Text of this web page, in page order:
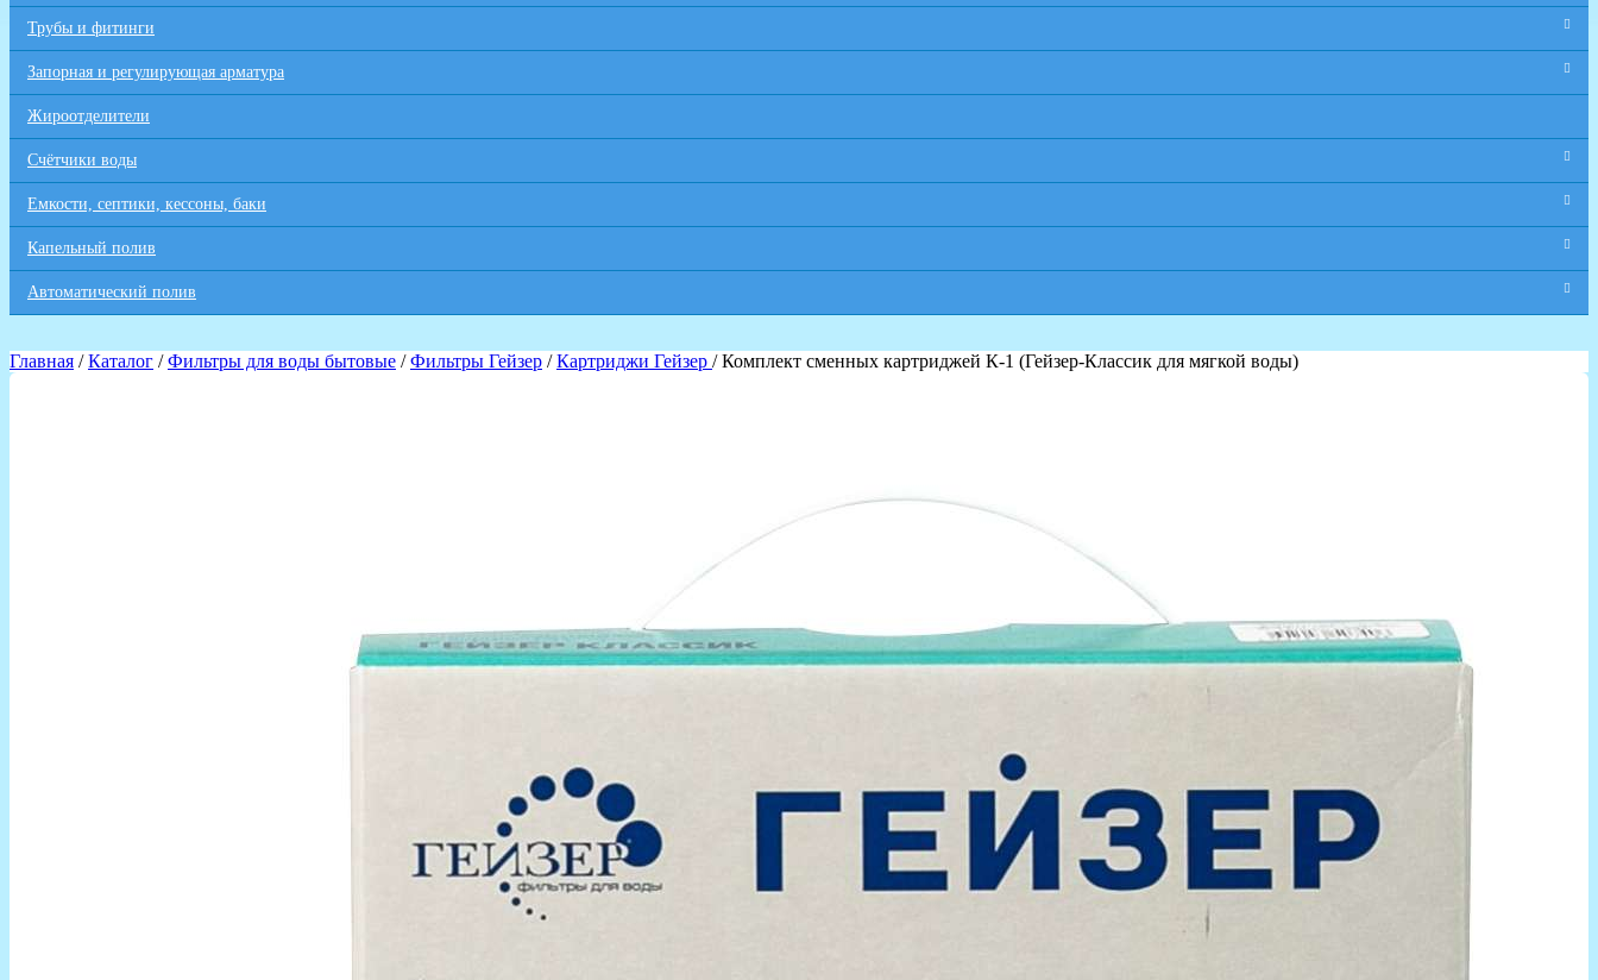
Трубы и фитинги
Запорная и регулирующая арматура
Жироотделители
Счётчики воды
Емкости, септики, кессоны, баки
Капельный полив
Автоматический полив
Главная /Каталог /Фильтры для воды бытовые /Фильтры Гейзер /Картриджи Гейзер / Комплект сменных картриджей К-1 (Гейзер-Классик для мягкой воды)